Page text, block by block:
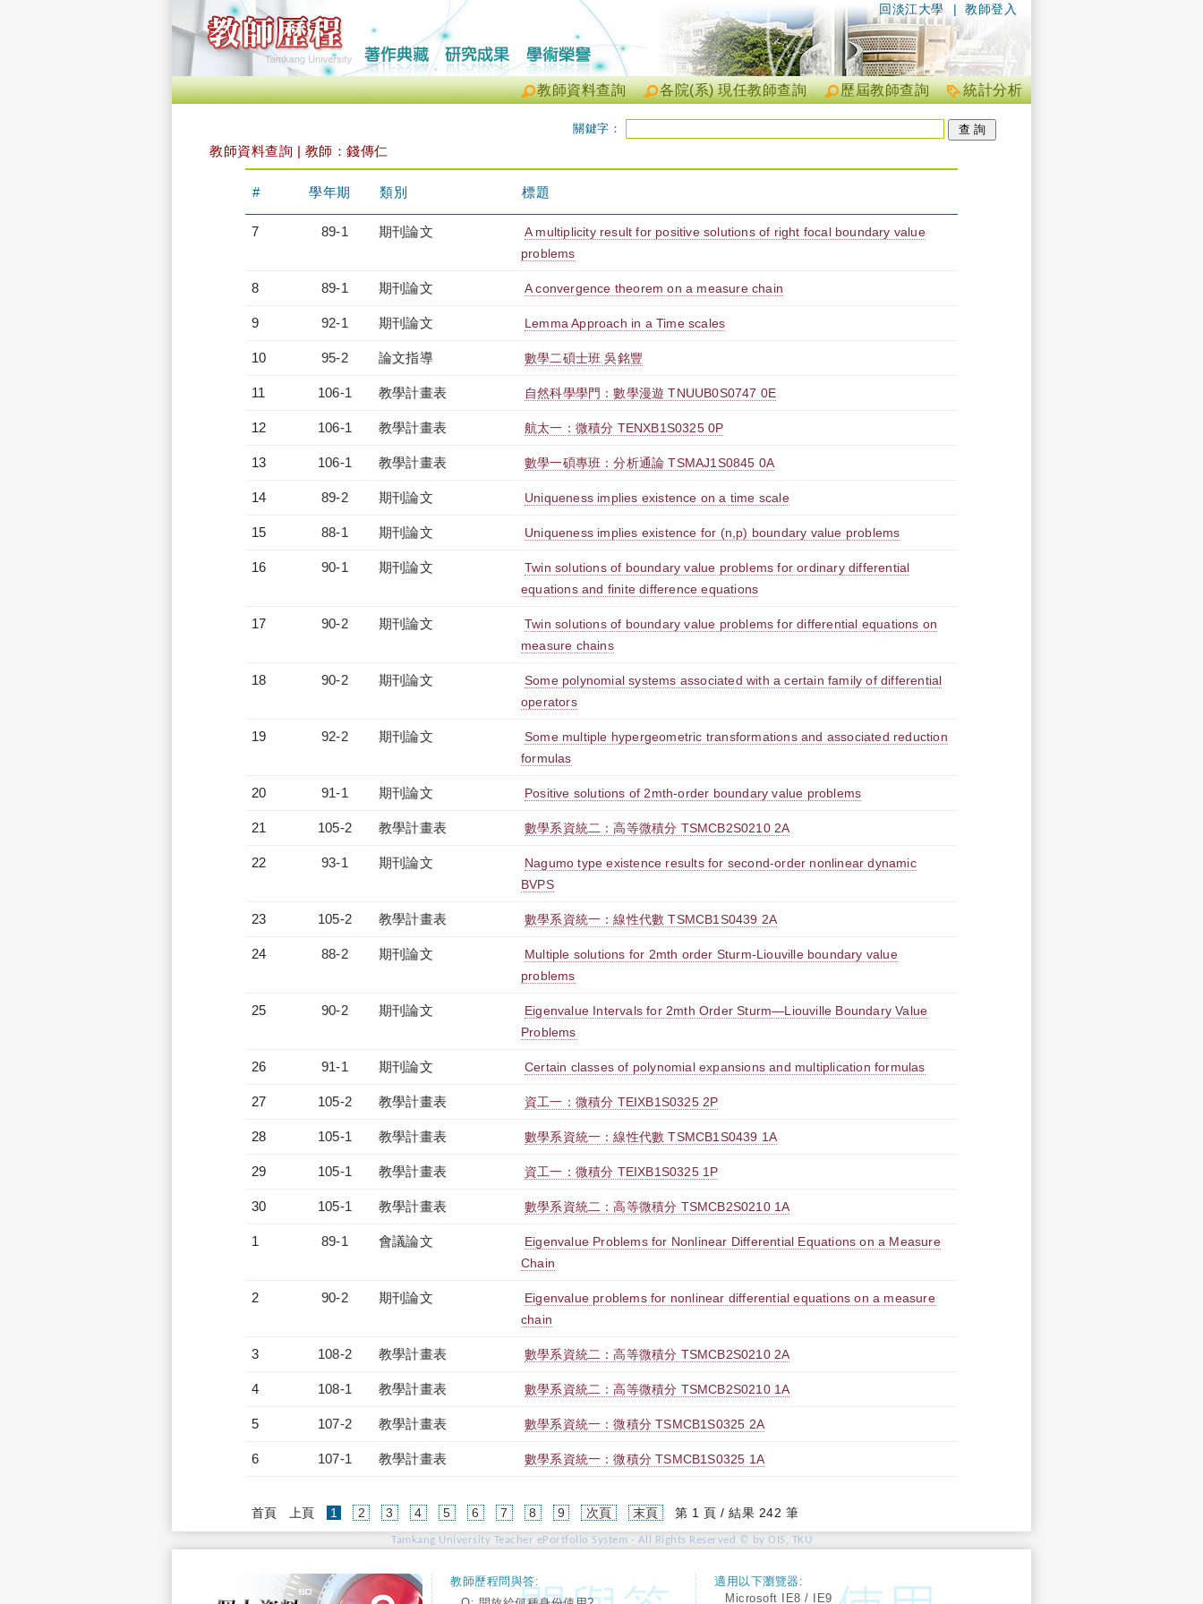
| 教師登入
回淡江大學
統計分析
歷屆教師查詢
各院(系) 現任教師查詢
教師資料查詢
關鍵字：
教師資料查詢 | 教師：錢傳仁
# 學年期 類別 標題
7 89-1 期刊論文
A multiplicity result for positive solutions of right focal boundary value
problems
8 89-1 期刊論文 A convergence theorem on a measure chain
9 92-1 期刊論文 Lemma Approach in a Time scales
10 95-2 論文指導 數學二碩士班 吳銘豐
11 106-1 教學計畫表 自然科學學門：數學漫遊 TNUUB0S0747 0E
12 106-1 教學計畫表 航太一：微積分 TENXB1S0325 0P
13 106-1 教學計畫表 數學一碩專班：分析通論 TSMAJ1S0845 0A
14 89-2 期刊論文 Uniqueness implies existence on a time scale
15 88-1 期刊論文 Uniqueness implies existence for (n,p) boundary value problems
16 90-1 期刊論文
Twin solutions of boundary value problems for ordinary differential
equations and finite difference equations
17 90-2 期刊論文
Twin solutions of boundary value problems for differential equations on
measure chains
18 90-2 期刊論文
Some polynomial systems associated with a certain family of differential
operators
19 92-2 期刊論文
Some multiple hypergeometric transformations and associated reduction
formulas
20 91-1 期刊論文 Positive solutions of 2mth-order boundary value problems
21 105-2 教學計畫表 數學系資統二：高等微積分 TSMCB2S0210 2A
22 93-1 期刊論文
Nagumo type existence results for second-order nonlinear dynamic
BVPS
23 105-2 教學計畫表 數學系資統一：線性代數 TSMCB1S0439 2A
24 88-2 期刊論文
Multiple solutions for 2mth order Sturm-Liouville boundary value
problems
25 90-2 期刊論文
Eigenvalue Intervals for 2mth Order Sturm—Liouville Boundary Value
Problems
26 91-1 期刊論文 Certain classes of polynomial expansions and multiplication formulas
27 105-2 教學計畫表 資工一：微積分 TEIXB1S0325 2P
28 105-1 教學計畫表 數學系資統一：線性代數 TSMCB1S0439 1A
29 105-1 教學計畫表 資工一：微積分 TEIXB1S0325 1P
30 105-1 教學計畫表 數學系資統二：高等微積分 TSMCB2S0210 1A
1 89-1 會議論文
Eigenvalue Problems for Nonlinear Differential Equations on a Measure
Chain
2 90-2 期刊論文
Eigenvalue problems for nonlinear differential equations on a measure
chain
3 108-2 教學計畫表 數學系資統二：高等微積分 TSMCB2S0210 2A
4 108-1 教學計畫表 數學系資統二：高等微積分 TSMCB2S0210 1A
5 107-2 教學計畫表 數學系資統一：微積分 TSMCB1S0325 2A
6 107-1 教學計畫表 數學系資統一：微積分 TSMCB1S0325 1A
首頁 上頁 1 (current)
2 3 4 5 6 7 8 9 次頁 末頁 第 1 頁 / 結果 242 筆
Tamkang University Teacher ePortfolio System - All Rights Reserved © by OIS, TKU
教師歷程問與答:
適用以下瀏覽器:
Microsoft IE8 / IE9